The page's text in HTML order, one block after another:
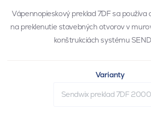
Vápennopieskový preklad 7DF sa používa
na preklenutie stavebných otvorov v
konštrukciách systému
Varianty
Sendwix preklad 7DF 2000